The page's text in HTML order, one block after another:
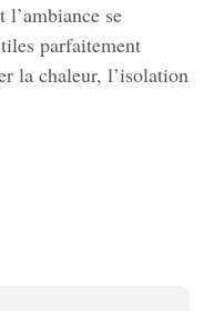
se
parfaitement
la chaleur, l’isolation